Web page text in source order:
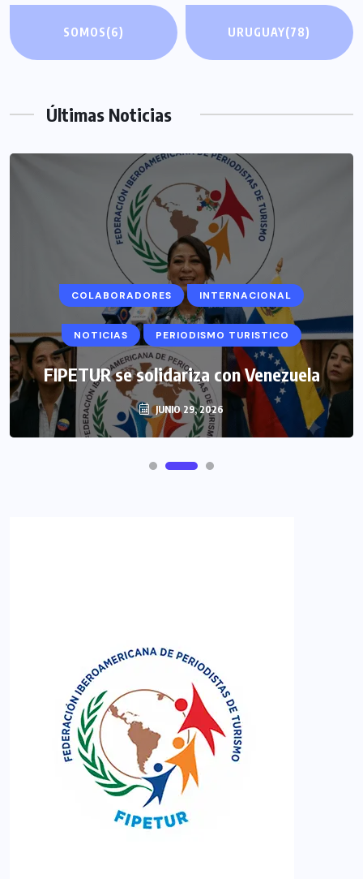
SOMOS(6) URUGUAY(78)
Últimas Noticias
COLABORADORES INTERNACIONAL
NOTICIAS PERIODISMO TURISTICO
FIPETUR se solidariza con Venezuela
JUNIO 29, 2026